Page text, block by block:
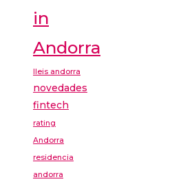
in
Andorra
lleis andorra
novedades
fintech
rating
Andorra
residencia
andorra